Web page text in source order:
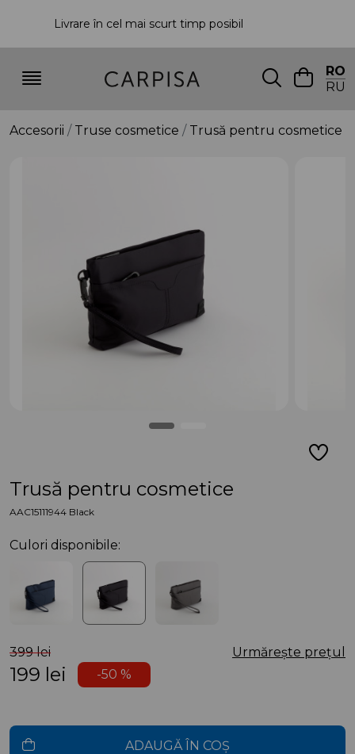
Livrare în cel mai scurt timp posibil
RO
RU
Accesorii Truse cosmetice Trusă pentru cosmetice
Trusă pentru cosmetice
AAC15111944 Black
Culori disponibile:
399 lei Urmărește prețul
199 lei -50 %
ADAUGĂ ÎN COȘ